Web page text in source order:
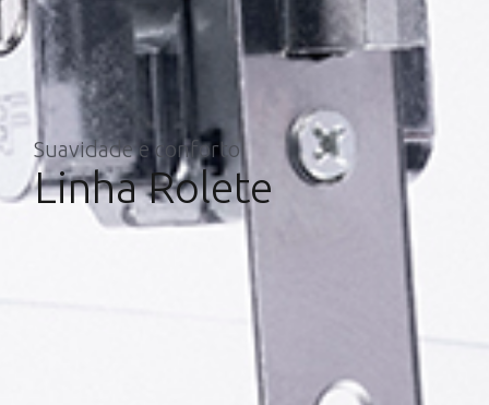
Suavidade e conforto
Linha Rolete